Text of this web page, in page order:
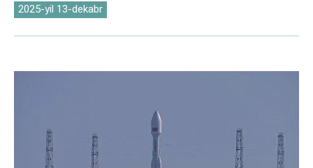
2025-yil 13-dekabr
Pilipino
اردو
Čeština
Dansk